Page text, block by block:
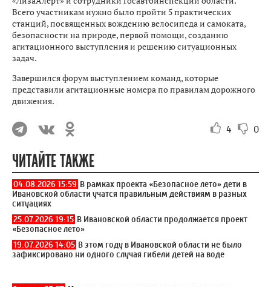
Всего участникам нужно было пройти 5 практических
станций, посвященных вождению велосипеда и самоката,
безопасности на природе, первой помощи, созданию
агитационного выступления и решению ситуационных
задач.
Завершился форум выступлением команд, которые
представили агитационные номера по правилам дорожного
движения.
4 0
ЧИТАЙТЕ ТАКЖЕ
04.08.2026 15:59 В рамках проекта «Безопасное лето» дети в
Ивановской области учатся правильным действиям в разных
ситуациях
25.07.2026 19:15 В Ивановской области продолжается проект
«Безопасное лето»
19.07.2026 14:05 В этом году в Ивановской области не было
зафиксировано ни одного случая гибели детей на воде